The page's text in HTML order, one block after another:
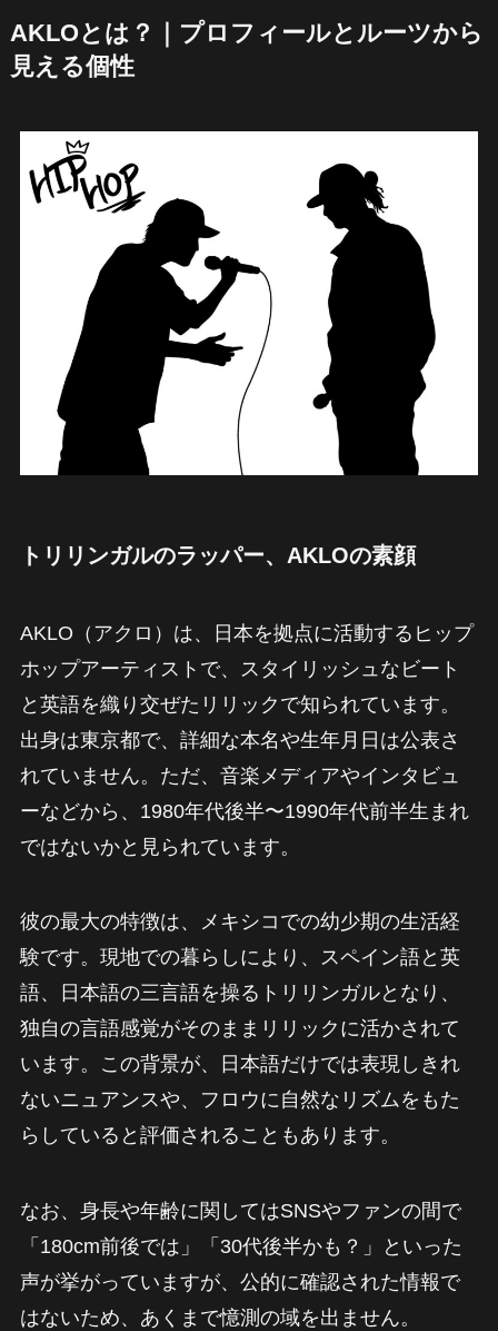
AKLOとは？｜プロフィールとルーツから
見える個性
トリリンガルのラッパー、AKLOの素顔
AKLO（アクロ）は、日本を拠点に活動するヒップ
ホップアーティストで、スタイリッシュなビート
と英語を織り交ぜたリリックで知られています。
出身は東京都で、詳細な本名や生年月日は公表さ
れていません。ただ、音楽メディアやインタビュ
ーなどから、1980年代後半〜1990年代前半生まれ
ではないかと見られています。
彼の最大の特徴は、メキシコでの幼少期の生活経
験です。現地での暮らしにより、スペイン語と英
語、日本語の三言語を操るトリリンガルとなり、
独自の言語感覚がそのままリリックに活かされて
います。この背景が、日本語だけでは表現しきれ
ないニュアンスや、フロウに自然なリズムをもた
らしていると評価されることもあります。
なお、身長や年齢に関してはSNSやファンの間で
「180cm前後では」「30代後半かも？」といった
声が挙がっていますが、公的に確認された情報で
はないため、あくまで憶測の域を出ません。